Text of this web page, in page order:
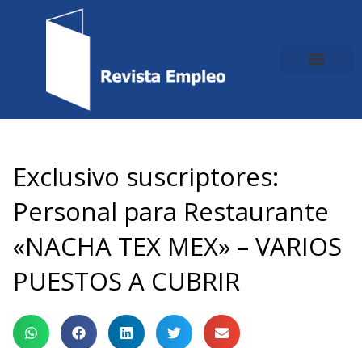
Exclusivo suscriptores:
Personal para Restaurante
«NACHA TEX MEX» – VARIOS
PUESTOS A CUBRIR